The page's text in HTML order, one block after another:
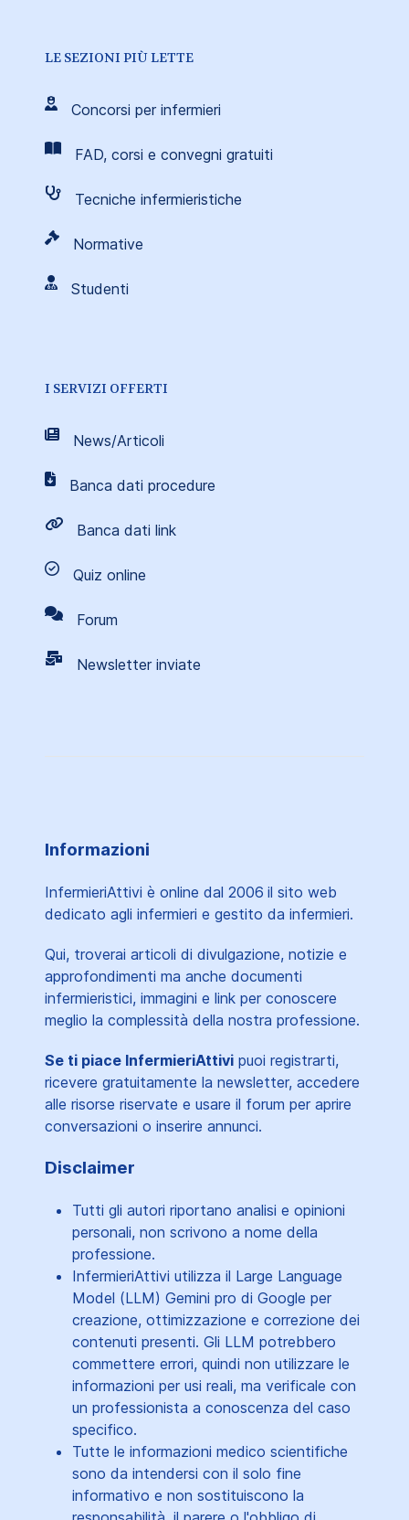
LE SEZIONI PIÙ LETTE
Concorsi per infermieri
FAD, corsi e convegni gratuiti
Tecniche infermieristiche
Normative
Studenti
I SERVIZI OFFERTI
News/Articoli
Banca dati procedure
Banca dati link
Quiz online
Forum
Newsletter inviate
Informazioni
InfermieriAttivi è online dal 2006 il sito web
dedicato agli infermieri e gestito da infermieri.
Qui, troverai articoli di divulgazione, notizie e
approfondimenti ma anche documenti
infermieristici, immagini e link per conoscere
meglio la complessità della nostra professione.
Se ti piace InfermieriAttivi puoi registrarti,
ricevere gratuitamente la newsletter, accedere
alle risorse riservate e usare il forum per aprire
conversazioni o inserire annunci.
Disclaimer
Tutti gli autori riportano analisi e opinioni
personali, non scrivono a nome della
professione.
InfermieriAttivi utilizza il Large Language
Model (LLM) Gemini pro di Google per
creazione, ottimizzazione e correzione dei
contenuti presenti. Gli LLM potrebbero
commettere errori, quindi non utilizzare le
informazioni per usi reali, ma verificale con
un professionista a conoscenza del caso
specifico.
Tutte le informazioni medico scientifiche
sono da intendersi con il solo fine
informativo e non sostituiscono la